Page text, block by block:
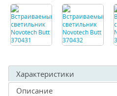
Характеристики
Описание